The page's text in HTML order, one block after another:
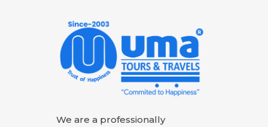
We are a professionally